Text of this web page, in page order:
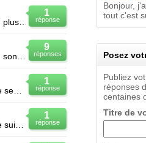
1
réponse
J'ai passer mon permis ce matin et je crois ne pas l'avoir car: -j'ai calé plusieurs fois mais sans
9
réponses
1
réponse
Bonjour cette après-midi j'ai passer le nouveau permis l'inspecteur me semblé gentil et pas piégeur
1
réponse
Bonjour à toutes et à tous !! J'aurais besoin de votre aide parce que je suis un peu perdue :/ J'
Bonjour,
tout c'est
Posez
Publiez
réponses
centaines
Titre de